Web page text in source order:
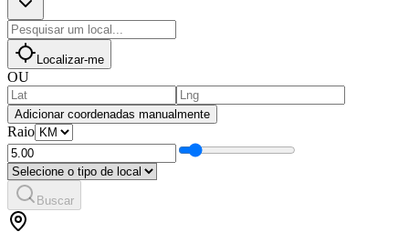
Localizar-me
OU
Adicionar coordenadas manualmente
Raio
Buscar